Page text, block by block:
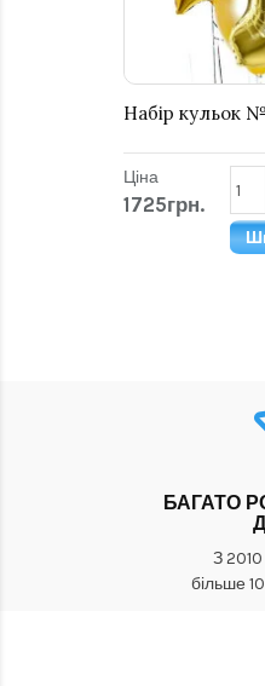
Набір кульок
Ціна
1725грн.
БАГАТО
З
більше